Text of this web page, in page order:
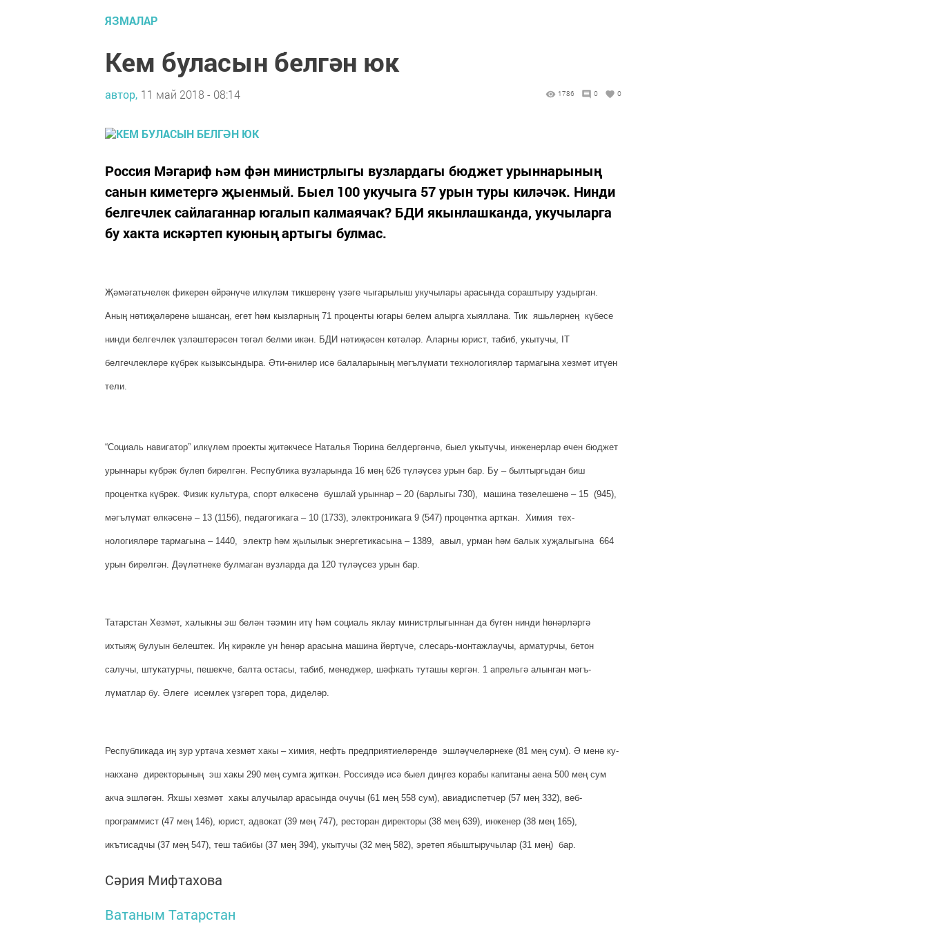
ЯЗМАЛАР
Кем буласын белгән юк
автор, 11 май 2018 - 08:14 1786 0 0
Россия Мәгариф һәм фән министрлыгы вузлардагы бюджет урыннарының
санын киметергә җыенмый. Быел 100 укучыга 57 урын туры киләчәк. Нинди
белгечлек сайлаганнар югалып калмаячак? БДИ якын­лашканда, укучыларга
бу хакта искәртеп куюның артыгы булмас.
Җәмәгатьчелек фикерен өй­рәнүче илкүләм тикшеренү үзәге чыгарылыш укучылары арасында сораштыру уздырган.
Аның нәтиҗәләренә ышансаң, егет һәм кызларның 71 проценты югары белем алырга хыяллана. Тик яшьләрнең күбесе
нинди белгечлек үзләштерәсен төгәл белми икән. БДИ нәтиҗәсен көтә­ләр. Аларны юрист, табиб, укытучы, IT
белгечлекләре күбрәк кызыксындыра. Әти-әниләр исә балаларының мәгълүмати тех­нологияләр тармагына хезмәт итүен
тели.
“Социаль навигатор” илкүләм проекты җитәкчесе Наталья Тюрина белдергәнчә, быел укытучы, инженерлар өчен бюджет
урыннары күбрәк бүлеп бирел­гән. Республика вузларында 16 мең 626 түләүсез урын бар. Бу – былтыргыдан биш
процентка күб­рәк. Физик культура, спорт өл­кәсенә бушлай урыннар – 20 (барлыгы 730), машина төзе­ле­шенә – 15 (945),
мәгълүмат өл­кәсенә – 13 (1156), педагогикага – 10 (1733), электроникага 9 (547) процентка арткан. Химия тех­
нологияләре тармагына – 1440, электр һәм җылылык энергетикасына – 1389, авыл, урман һәм балык хуҗа­лы­гына 664
урын бирелгән. Дәү­ләт­неке булмаган вузларда да 120 түләүсез урын бар.
Татарстан Хезмәт, халыкны эш белән тәэмин итү һәм социаль яклау министрлыгыннан да бүген нинди һөнәрләргә
ихтыяҗ булуын белештек. Иң кирәкле ун һөнәр арасына машина йөртүче, слесарь-монтажлаучы, арматурчы, бетон
салучы, штукатурчы, пе­шекче, балта остасы, табиб, ме­неджер, шәфкать туташы кер­гән. 1 апрельгә алынган мәгъ­
лүматлар бу. Әлеге исемлек үзгәреп тора, диделәр.
Республикада иң зур уртача хезмәт хакы – химия, нефть пред­приятиеләрендә эшләүчеләр­неке (81 мең сум). Ә менә ку­
накханә директорының эш хакы 290 мең сумга җиткән. Россиядә исә быел диңгез корабы капитаны аена 500 мең сум
акча эш­лә­гән. Яхшы хезмәт хакы алучылар арасында очучы (61 мең 558 сум), авиадиспетчер (57 мең 332), веб-
программист (47 мең 146), юрист, адвокат (39 мең 747), ресторан директоры (38 мең 639), инженер (38 мең 165),
икътисадчы (37 мең 547), теш табибы (37 мең 394), укытучы (32 мең 582), эретеп ябыштыручылар (31 мең) бар.
Сәрия Мифтахова
Ватаным Татарстан